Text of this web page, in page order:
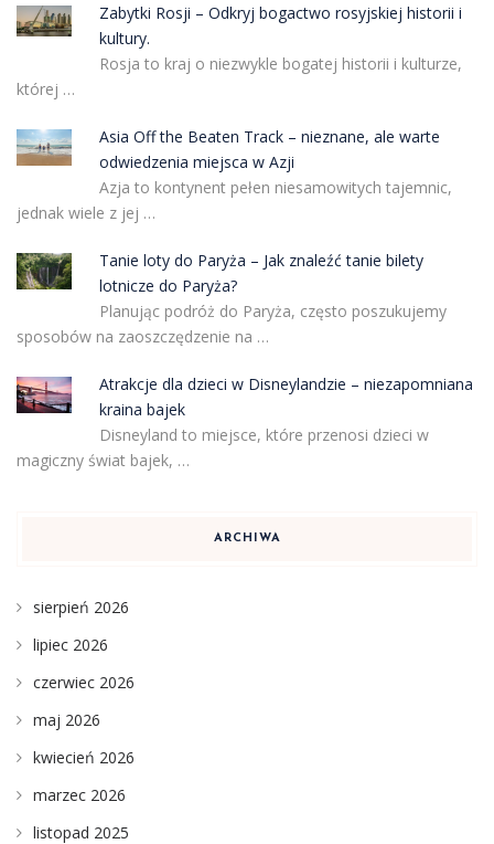
Zabytki Rosji – Odkryj bogactwo rosyjskiej historii i
kultury.
Rosja to kraj o niezwykle bogatej historii i kulturze,
której …
Asia Off the Beaten Track – nieznane, ale warte
odwiedzenia miejsca w Azji
Azja to kontynent pełen niesamowitych tajemnic,
jednak wiele z jej …
Tanie loty do Paryża – Jak znaleźć tanie bilety
lotnicze do Paryża?
Planując podróż do Paryża, często poszukujemy
sposobów na zaoszczędzenie na …
Atrakcje dla dzieci w Disneylandzie – niezapomniana
kraina bajek
Disneyland to miejsce, które przenosi dzieci w
magiczny świat bajek, …
ARCHIWA
sierpień 2026
lipiec 2026
czerwiec 2026
maj 2026
kwiecień 2026
marzec 2026
listopad 2025